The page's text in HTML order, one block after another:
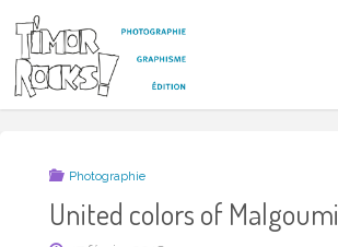
content
IM
O C
Photographie
United colors of Malgoumi